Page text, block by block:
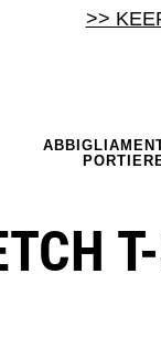
>>